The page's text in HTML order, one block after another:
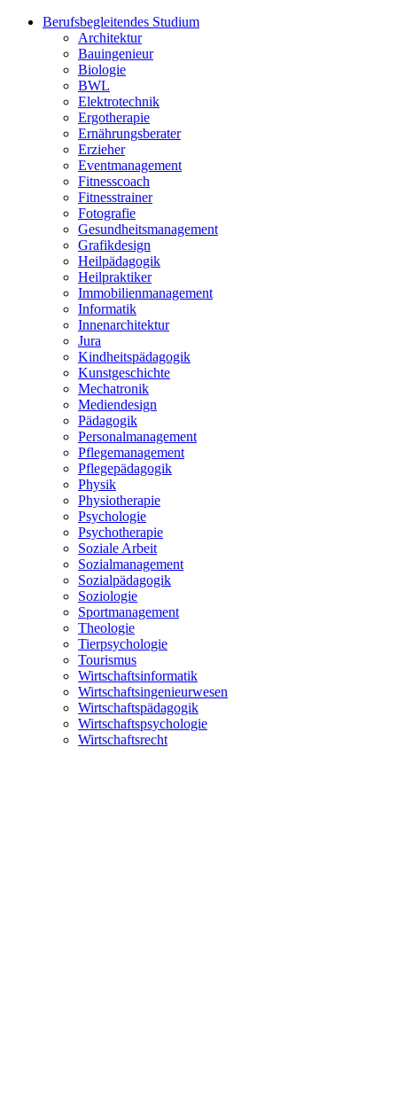
Berufsbegleitendes Studium
Architektur
Bauingenieur
Biologie
BWL
Elektrotechnik
Ergotherapie
Ernährungsberater
Erzieher
Eventmanagement
Fitnesscoach
Fitnesstrainer
Fotografie
Gesundheitsmanagement
Grafikdesign
Heilpädagogik
Heilpraktiker
Immobilienmanagement
Informatik
Innenarchitektur
Jura
Kindheitspädagogik
Kunstgeschichte
Mechatronik
Mediendesign
Pädagogik
Personalmanagement
Pflegemanagement
Pflegepädagogik
Physik
Physiotherapie
Psychologie
Psychotherapie
Soziale Arbeit
Sozialmanagement
Sozialpädagogik
Soziologie
Sportmanagement
Theologie
Tierpsychologie
Tourismus
Wirtschaftsinformatik
Wirtschaftsingenieurwesen
Wirtschaftspädagogik
Wirtschaftspsychologie
Wirtschaftsrecht